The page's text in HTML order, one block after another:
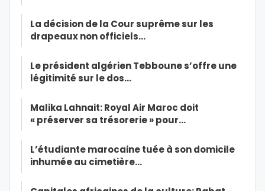
La décision de la Cour suprême sur les
drapeaux non officiels…
Le président algérien Tebboune s’offre une
légitimité sur le dos…
Malika Lahnait: Royal Air Maroc doit
« préserver sa trésorerie » pour…
L’étudiante marocaine tuée à son domicile
inhumée au cimetière…